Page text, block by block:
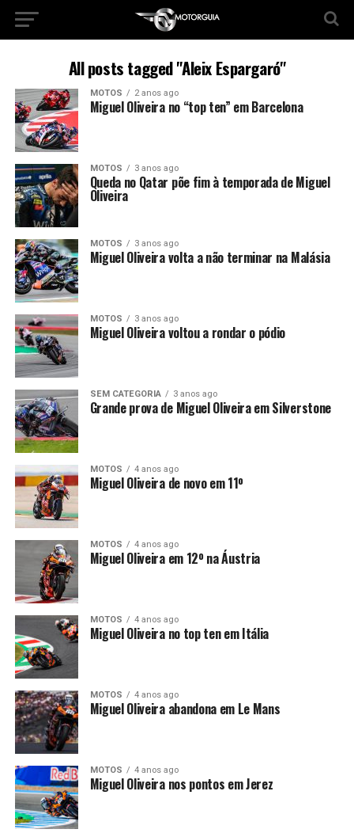
All posts tagged "Aleix Espargaró"
MOTOS 2 anos ago
Miguel Oliveira no “top ten” em Barcelona
MOTOS 3 anos ago
Queda no Qatar põe fim à temporada de Miguel
Oliveira
MOTOS 3 anos ago
Miguel Oliveira volta a não terminar na Malásia
MOTOS 3 anos ago
Miguel Oliveira voltou a rondar o pódio
SEM CATEGORIA 3 anos ago
Grande prova de Miguel Oliveira em Silverstone
MOTOS 4 anos ago
Miguel Oliveira de novo em 11º
MOTOS 4 anos ago
Miguel Oliveira em 12º na Áustria
MOTOS 4 anos ago
Miguel Oliveira no top ten em Itália
MOTOS 4 anos ago
Miguel Oliveira abandona em Le Mans
MOTOS 4 anos ago
Miguel Oliveira nos pontos em Jerez